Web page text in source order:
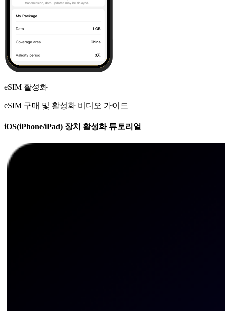
eSIM 활성화
eSIM 구매 및 활성화 비디오 가이드
iOS(iPhone/iPad) 장치 활성화 튜토리얼